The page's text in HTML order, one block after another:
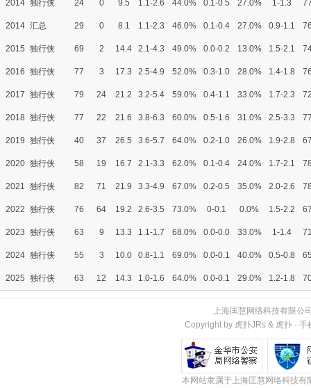
2014 独行侠 24 0 9.5 1.1-2.6 44.0% 0.1-0.5 27.0% 1-1.3
2014 汇总 29 0 8.1 1.1-2.3 46.0% 0.1-0.4 27.0% 0.9-1.1
2015 独行侠 69 2 14.4 2.1-4.3 49.0% 0.0-0.2 13.0% 1.5-2.1
2016 独行侠 77 3 17.3 2.5-4.9 52.0% 0.3-1.0 28.0% 1.4-1.8
2017 独行侠 79 24 21.2 3.2-5.4 59.0% 0.4-1.1 33.0% 1.7-2.3
2018 独行侠 77 22 21.6 3.8-6.3 60.0% 0.5-1.6 31.0% 2.5-3.3
2019 独行侠 40 37 26.5 3.6-5.7 64.0% 0.2-1.0 26.0% 1.9-2.8
2020 独行侠 58 19 16.7 2.1-3.3 62.0% 0.1-0.4 24.0% 1.7-2.1
2021 独行侠 82 71 21.9 3.3-4.9 67.0% 0.2-0.5 35.0% 2.0-2.6
2022 独行侠 76 64 19.2 2.6-3.5 73.0% 0-0.1 0.0% 1.5-2.2
2023 独行侠 63 9 13.3 1.1-1.7 68.0% 0.0-0.0 33.0% 1-1.4
2024 独行侠 55 3 10.0 0.8-1.1 69.0% 0.0-0.1 40.0% 0.5-0.8
2025 独行侠 63 12 14.3 1.0-1.6 64.0% 0.0-0.1 29.0% 1.2-1.8
上海匡慧网络科技有限公
Copyright by 虎扑JRs & 虎扑 - 手
本网站隶属于上海匡慧网络科技